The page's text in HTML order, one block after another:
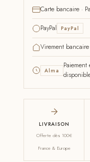
Carte bancaire ·
PayPal PayPal
Virement bancaire
Alma
LIVRAISON
Offerte dès 100€
France & Europe